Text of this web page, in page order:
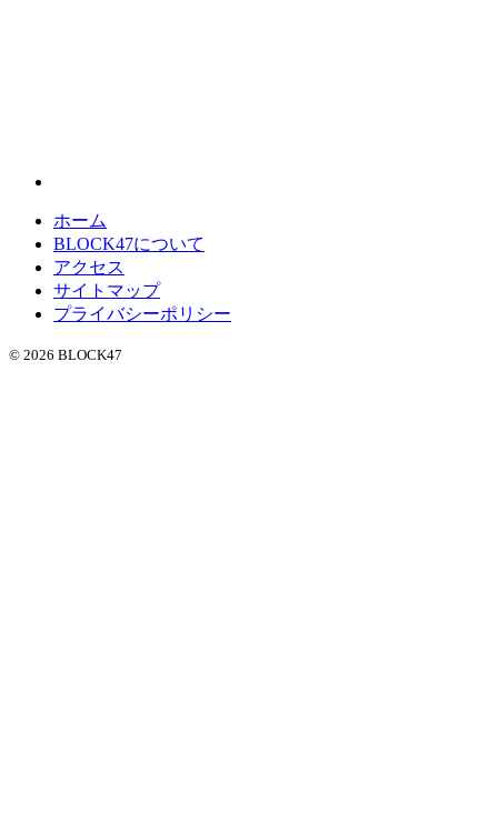
ホーム
BLOCK47について
アクセス
サイトマップ
プライバシーポリシー
© 2026 BLOCK47